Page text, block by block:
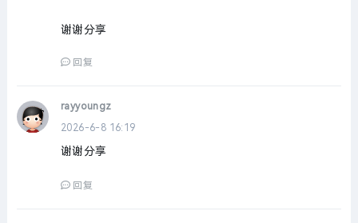
谢谢分享
回复
rayyoungz
2026-6-8 16:19
谢谢分享
回复